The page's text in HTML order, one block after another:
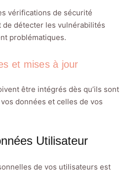
vérifications de sécurité
détecter les vulnérabilités
problématiques.
et mises à jour
être intégrés dès qu’ils sont
données et celles de vos
Utilisateur
de vos utilisateurs est